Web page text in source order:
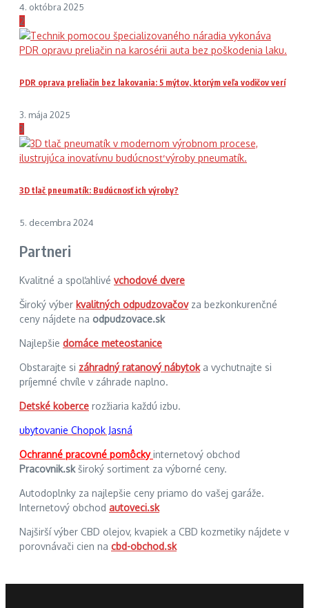
4. októbra 2025
2
PDR oprava preliačin bez lakovania: 5 mýtov, ktorým veľa vodičov verí
3. mája 2025
3
3D tlač pneumatík: Budúcnosť ich výroby?
5. decembra 2024
Partneri
Kvalitné a spoľahlivé vchodové dvere
Široký výber kvalitných odpudzovačovza bezkonkurenčné
ceny nájdete na odpudzovace.sk
Najlepšie domáce meteostanice
Obstarajte si záhradný ratanový nábytoka vychutnajte si
príjemné chvíle v záhrade naplno.
Detské koberce rozžiaria každú izbu.
ubytovanie Chopok Jasná
Ochranné pracovné pomôckyinternetový obchod
Pracovnik.skširoký sortiment za výborné ceny.
Autodoplnky za najlepšie ceny priamo do vašej garáže.
Internetový obchod autoveci.sk
Najširší výber CBD olejov, kvapiek a CBD kozmetiky nájdete v
porovnávači cien na cbd-obchod.sk